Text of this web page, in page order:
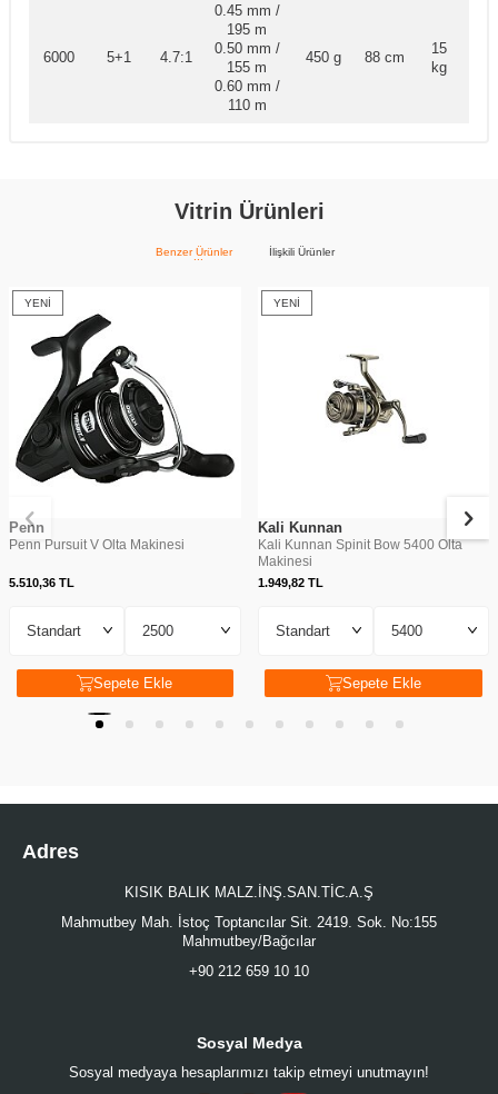
6000 5+1 4.7:1
0.45 mm /
195 m
0.50 mm /
155 m
0.60 mm /
110 m
450 g 88 cm
15
kg
Vitrin Ürünleri
Benzer Ürünler İlişkili Ürünler
YENI
Penn
Penn Pursuit V Olta Makinesi
5.510,36 TL
Sepete Ekle
YENI
Kali Kunnan
Kali Kunnan Spinit Bow 5400 Olta
Makinesi
1.949,82TL
Sepete Ekle
Adres
KISIK BALIK MALZ.İNŞ.SAN.TİC.A.Ş
Mahmutbey Mah. İstoç Toptancılar Sit. 2419. Sok. No:155
Mahmutbey/Bağcılar
+90 212 659 10 10
Sosyal Medya
Sosyal medyaya hesaplarımızı takip etmeyi unutmayın!